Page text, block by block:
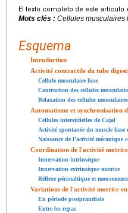
El texto completo de este artículo
Mots clés : Cellules musculaires
Esquema
Introduction
Activité contractile du tube
Cellule musculaire lisse
Contraction des cellules
Relaxation des cellules
Automatisme et synchronisation
Cellules interstitielles de Cajal
Activité spontanée du muscle lisse
Naissance de l'activité mécanique
Coordination de l'activité motrice
Innervation intrinsèque
Innervation extrinsèque motrice
Réflexe péristaltique et
Variations de l'activité motrice
En période postprandiale
Entre les repas